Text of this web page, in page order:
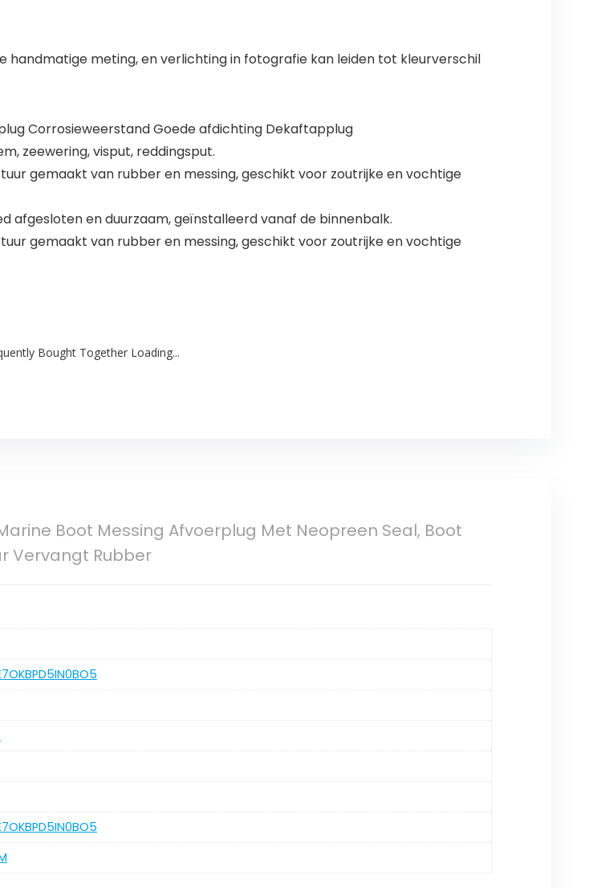
handmatige meting, en verlichting in fotografie kan leiden tot kleurverschil
Corrosieweerstand Goede afdichting Dekaftapplug
zeewering, visput, reddingsput.
gemaakt van rubber en messing, geschikt voor zoutrijke en vochtige
afgesloten en duurzaam, geïnstalleerd vanaf de binnenbalk.
gemaakt van rubber en messing, geschikt voor zoutrijke en vochtige
Bought Together Loading...
Boot Messing Afvoerplug Met Neopreen Seal, Boot
Vervangt Rubber